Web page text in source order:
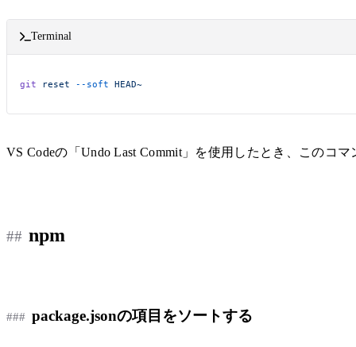
Terminal
git reset --soft HEAD~
VS Codeの「Undo Last Commit」を使用したとき、このコマ
npm
package.jsonの項目をソートする